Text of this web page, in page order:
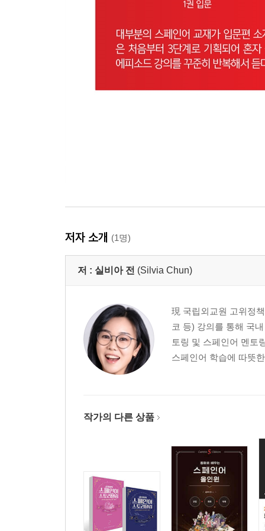
저자 소개 (1명)
저 : 실비아 전 (Silvia Chun)
現 국립외교원 고위정
코 등) 강의를 통해 국
토링 및 스페인어 멘토
스페인어 학습에 따뜻
작가의 다른 상품